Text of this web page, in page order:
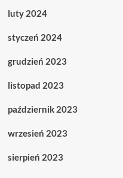
luty 2024
styczeń 2024
grudzień 2023
listopad 2023
październik 2023
wrzesień 2023
sierpień 2023